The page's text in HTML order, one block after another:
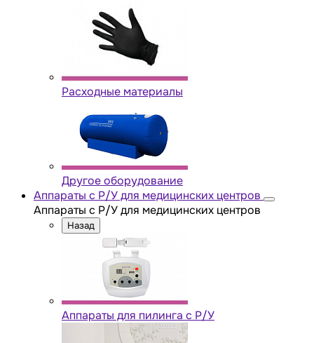
Расходные материалы
Другое оборудование
Аппараты с Р/У для медицинских центров
Аппараты с Р/У для медицинских центров
Назад
Аппараты для пилинга с Р/У